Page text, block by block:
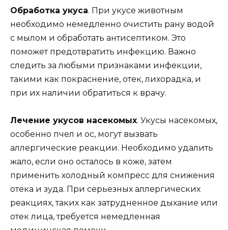
Обработка укуса. При укусе животным
необходимо немедленно очистить рану водой
с мылом и обработать антисептиком. Это
поможет предотвратить инфекцию. Важно
следить за любыми признаками инфекции,
такими как покраснение, отек, лихорадка, и
при их наличии обратиться к врачу.
Лечение укусов насекомых. Укусы насекомых,
особенно пчел и ос, могут вызвать
аллергические реакции. Необходимо удалить
жало, если оно осталось в коже, затем
применить холодный компресс для снижения
отека и зуда. При серьезных аллергических
реакциях, таких как затрудненное дыхание или
отек лица, требуется немедленная